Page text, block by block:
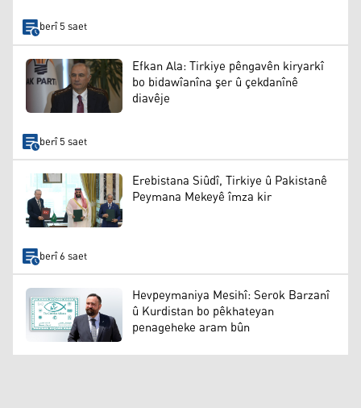
berî 5 saet
Efkan Ala: Tirkiye pêngavên kiryarkî
bo bidawîanîna şer û çekdanînê
diavêje
berî 5 saet
Erebistana Siûdî, Tirkiye û Pakistanê
Peymana Mekeyê îmza kir
berî 6 saet
Hevpeymaniya Mesihî: Serok Barzanî
û Kurdistan bo pêkhateyan
penageheke aram bûn